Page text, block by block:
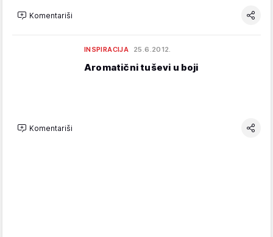
Komentariši
INSPIRACIJA 25.6.2012.
Aromatični tuševi u boji
Komentariši